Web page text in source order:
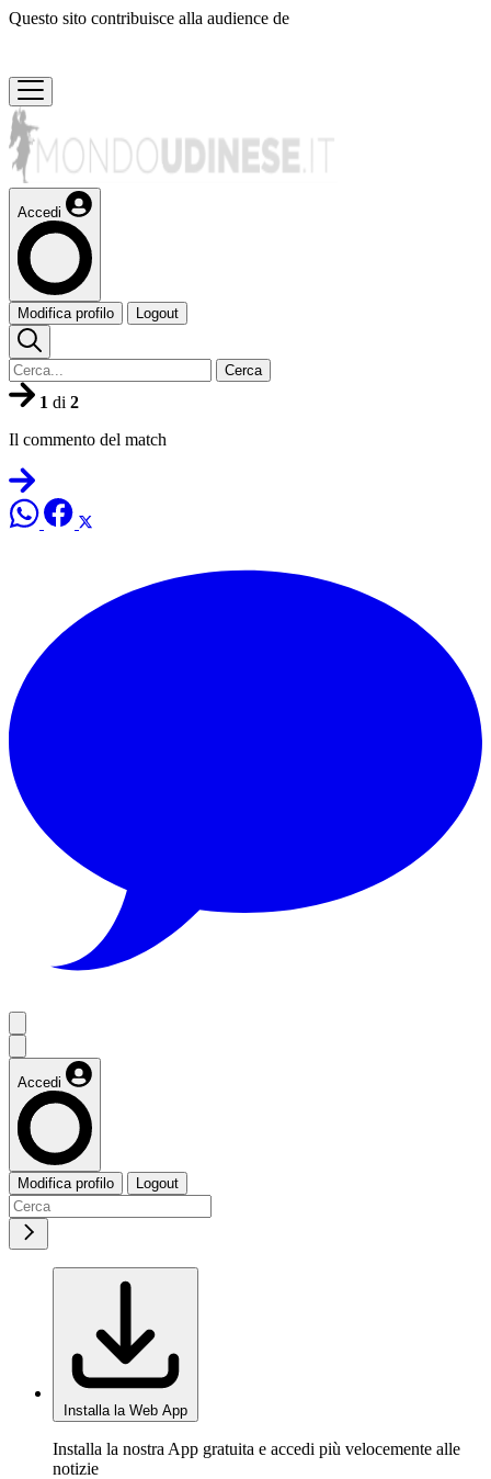
Questo sito contribuisce alla audience de
Accedi
Modifica profilo Logout
Cerca
1 di 2
Il commento del match
Accedi
Modifica profilo Logout
Installa la Web App
Installa la nostra App gratuita e accedi più velocemente alle
notizie